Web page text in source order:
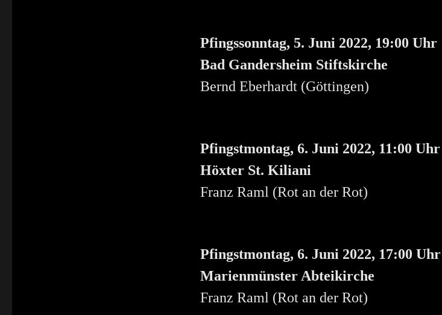
Pfingssonntag, 5. Juni 2022, 19:00 Uhr
Bad Gandersheim Stiftskirche
Bernd Eberhardt (Göttingen)
Pfingstmontag, 6. Juni 2022, 11:00 Uhr
Höxter St. Kiliani
Franz Raml (Rot an der Rot)
Pfingstmontag, 6. Juni 2022, 17:00 Uhr
Marienmünster Abteikirche
Franz Raml (Rot an der Rot)